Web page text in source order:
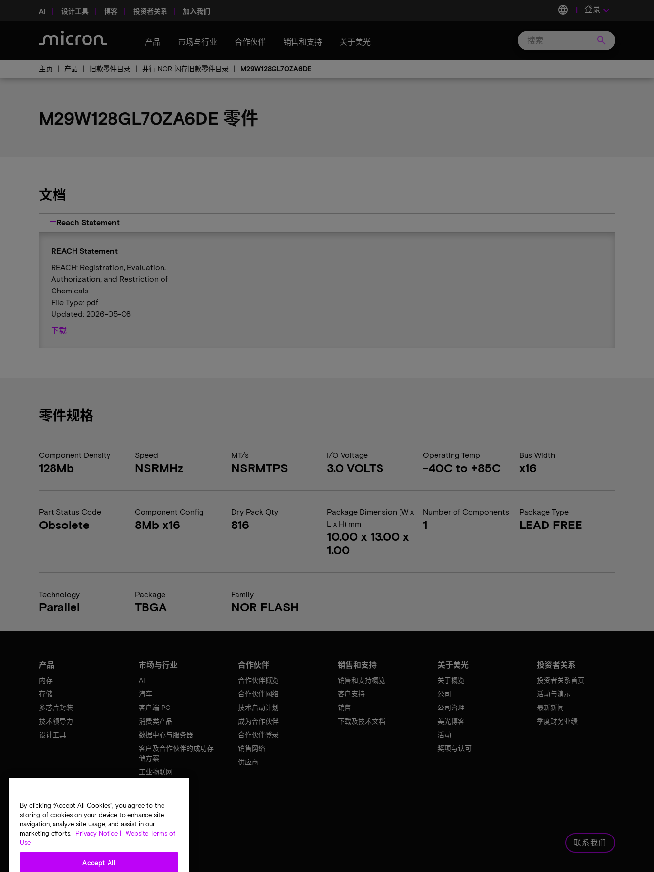
AI 设计工具 博客 投资者关系 加入我们 language 登录 keyboard_arrow_down
产品 市场与行业 合作伙伴 销售和支持 关于美光 search
主页 产品 旧款零件目录 并行 NOR 闪存旧款零件目录 M29W128GL70ZA6DE
M29W128GL70ZA6DE 零件
文档
Reach Statement
REACH Statement
REACH: Registration, Evaluation,
Authorization, and Restriction of
Chemicals
File Type: pdf
Updated: 2026-05-08
下载
零件规格
Component Density
128Mb
Speed
NSRMHz
MT/s
NSRMTPS
I/O Voltage
3.0 VOLTS
Operating Temp
-40C to +85C
Bus Width
x16
Part Status Code
Obsolete
Component Config
8Mb x16
Dry Pack Qty
816
Package Dimension (W x
L x H) mm
10.00 x 13.00 x
1.00
Number of Components
1
Package Type
LEAD FREE
Technology
Parallel
Package
TBGA
Family
NOR FLASH
产品
内存
存储
多芯片封装
技术领导力
设计工具
市场与行业
AI
汽车
客户端 PC
消费类产品
数据中心与服务器
客户及合作伙伴的成功存
储方案
工业物联网
合作伙伴
合作伙伴概览
合作伙伴网络
技术启动计划
成为合作伙伴
合作伙伴登录
销售网络
供应商
销售和支持
销售和支持概览
客户支持
销售
下载及技术文档
关于美光
关于概览
公司
公司治理
美光博客
活动
奖项与认可
投资者关系
投资者关系首页
活动与演示
最新新闻
季度财务业绩
联系我们
By clicking “Accept All Cookies”, you agree to the
storing of cookies on your device to enhance site
navigation, analyze site usage, and assist in our
marketing efforts.
Privacy Notice |
Website Terms of
Use
Accept All